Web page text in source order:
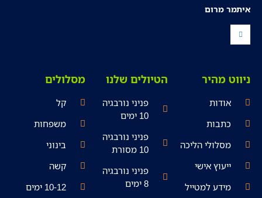
מרום
מהיר
אודות
כתבות
מסלולי הליכה
ייעוץ אישי
מידע למטייל
הטיולים שלנו
פניני נורבגיה
10 ימים
פניני נורבגיה
10 מסורת
פניני נורבגיה
8 ימים
מסלולים
משפחות
בינוני
קשה
10-12 ימים